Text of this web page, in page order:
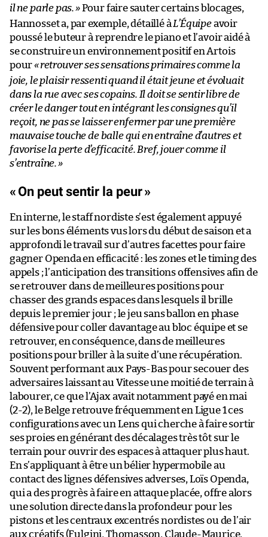
il ne parle pas.»Pour faire sauter certains blocages,
Hannosset a, par exemple, détaillé à L’Équipeavoir
poussé le buteur à reprendre le piano et l’avoir aidé à
se construire un environnement positif en Artois
pour«retrouver ses sensations primaires comme la
joie, le plaisir ressenti quand il était jeune et évoluait
dans la rue avec ses copains. Il doit se sentir libre de
créer le danger tout en intégrant les consignes qu’il
reçoit, ne pas se laisser enfermer par une première
mauvaise touche de balle qui en entraîne d’autres et
favorise la perte d’efficacité. Bref, jouer comme il
s’entraîne.»
«On peut sentir la peur»
En interne, le staff nordiste s’est également appuyé
sur les bons éléments vus lors du début de saison et a
approfondi le travail sur d’autres facettes pour faire
gagner Openda en efficacité : les zones et le timing des
appels ; l’anticipation des transitions offensives afin de
se retrouver dans de meilleures positions pour
chasser des grands espaces dans lesquels il brille
depuis le premier jour ; le jeu sans ballon en phase
défensive pour coller davantage au bloc équipe et se
retrouver, en conséquence, dans de meilleures
positions pour briller à la suite d’une récupération.
Souvent performant aux Pays-Bas pour secouer des
adversaires laissant au Vitesse une moitié de terrain à
labourer, ce que l’Ajax avait notamment payé en mai
(2-2), le Belge retrouve fréquemment en Ligue 1 ces
configurations avec un Lens qui cherche à faire sortir
ses proies en générant des décalages très tôt sur le
terrain pour ouvrir des espaces à attaquer plus haut.
En s’appliquant à être un bélier hypermobile au
contact des lignes défensives adverses, Loïs Openda,
qui a des progrès à faire en attaque placée, offre alors
une solution directe dans la profondeur pour les
pistons et les centraux excentrés nordistes ou de l’air
aux créatifs (Fulgini, Thomasson, Claude-Maurice,